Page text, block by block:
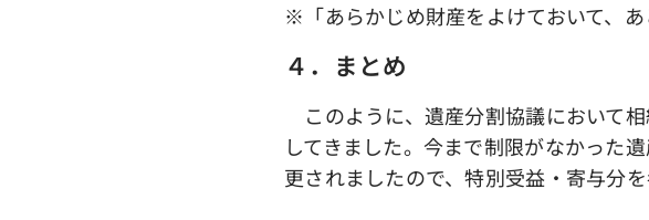
※「あらかじめ財産をよけておいて、あ
４．まとめ
このように、遺産分割協議において
してきました。今まで制限がなかった
更されましたので、特別受益・寄与分